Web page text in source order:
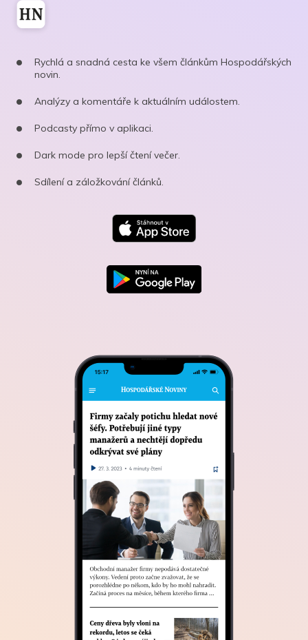
Rychlá a snadná cesta ke všem článkům Hospodářských
novin.
Analýzy a komentáře k aktuálním událostem.
Podcasty přímo v aplikaci.
Dark mode pro lepší čtení večer.
Sdílení a záložkování článků.